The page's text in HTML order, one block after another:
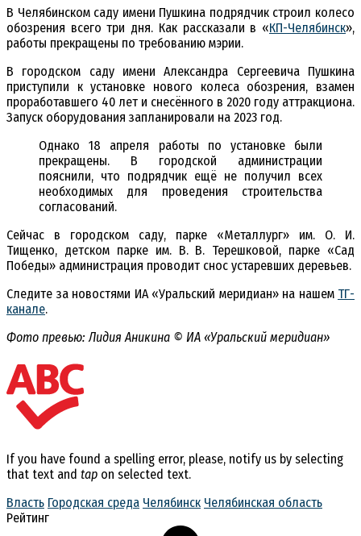
В Челябинском саду имени Пушкина подрядчик строил колесо
обозрения всего три дня. Как рассказали в «КП-Челябинск»,
работы прекращены по требованию мэрии.
В городском саду имени Александра Сергеевича Пушкина
приступили к установке нового колеса обозрения, взамен
проработавшего 40 лет и снесённого в 2020 году аттракциона.
Запуск оборудования запланировали на 2023 год.
Однако 18 апреля работы по установке были
прекращены. В городской администрации
пояснили, что подрядчик ещё не получил всех
необходимых для проведения строительства
согласований.
Сейчас в городском саду, парке «Металлург» им. О. И.
Тищенко, детском парке им. В. В. Терешковой, парке «Сад
Победы» администрация проводит снос устаревших деревьев.
Следите за новостями ИА «Уральский меридиан» на нашем ТГ-
канале.
Фото превью: Лидия Аникина © ИА «Уральский меридиан»
If you have found a spelling error, please, notify us by selecting
that text and tap on selected text.
Власть Городская среда Челябинск Челябинская область
Рейтинг